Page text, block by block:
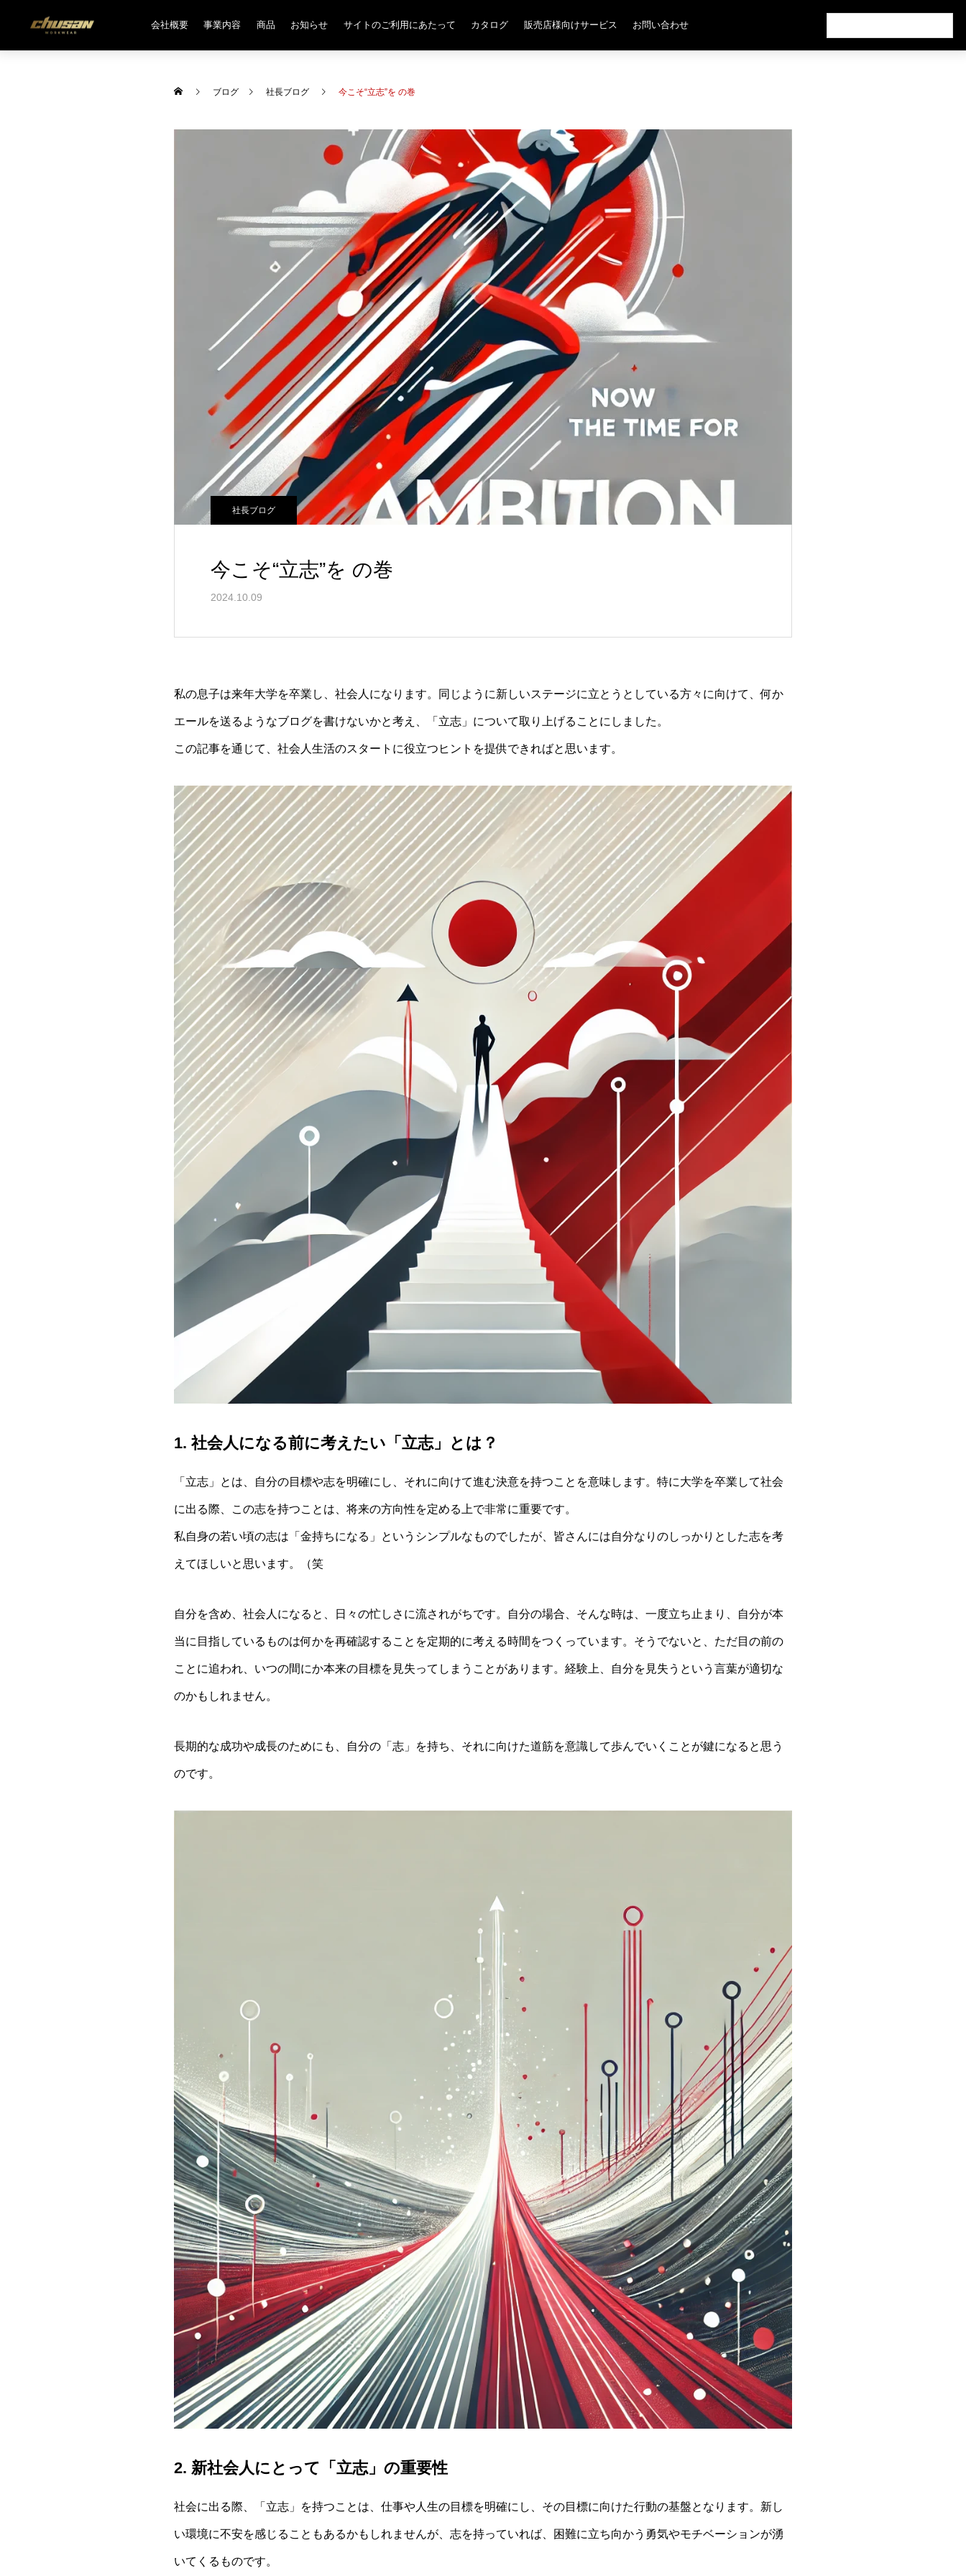
会社概要 事業内容 商品 お知らせ サイトのご利用にあたって カタログ 販売店様向けサービス お問い合わせ
ブログ 社長ブログ 今こそ“立志”を の巻
社長ブログ
今こそ“立志”を の巻
2024.10.09
私の息子は来年大学を卒業し、社会人になります。同じように新しいステージに立とうとしている方々に向けて、何か
エールを送るようなブログを書けないかと考え、「立志」について取り上げることにしました。
この記事を通じて、社会人生活のスタートに役立つヒントを提供できればと思います。
1. 社会人になる前に考えたい「立志」とは？
「立志」とは、自分の目標や志を明確にし、それに向けて進む決意を持つことを意味します。特に大学を卒業して社会
に出る際、この志を持つことは、将来の方向性を定める上で非常に重要です。
私自身の若い頃の志は「金持ちになる」というシンプルなものでしたが、皆さんには自分なりのしっかりとした志を考
えてほしいと思います。（笑
自分を含め、社会人になると、日々の忙しさに流されがちです。自分の場合、そんな時は、一度立ち止まり、自分が本
当に目指しているものは何かを再確認することを定期的に考える時間をつくっています。そうでないと、ただ目の前の
ことに追われ、いつの間にか本来の目標を見失ってしまうことがあります。経験上、自分を見失うという言葉が適切な
のかもしれません。
長期的な成功や成長のためにも、自分の「志」を持ち、それに向けた道筋を意識して歩んでいくことが鍵になると思う
のです。
2. 新社会人にとって「立志」の重要性
社会に出る際、「立志」を持つことは、仕事や人生の目標を明確にし、その目標に向けた行動の基盤となります。新し
い環境に不安を感じることもあるかもしれませんが、志を持っていれば、困難に立ち向かう勇気やモチベーションが湧
いてくるものです。